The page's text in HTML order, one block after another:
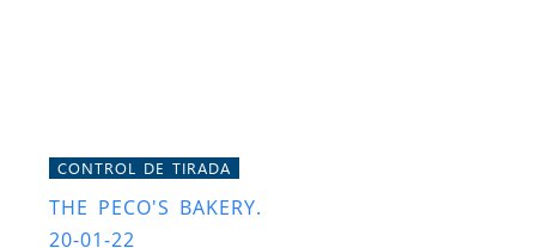
CONTROL DE TIRADA
THE PECO'S BAKERY.
20-01-22